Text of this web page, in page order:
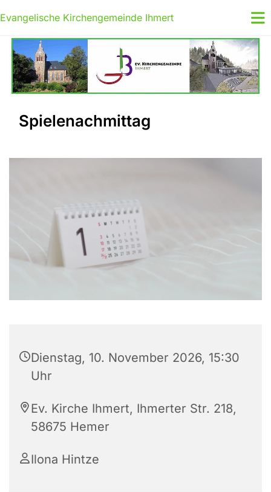
Evangelische Kirchengemeinde Ihmert
Spielenachmittag
Dienstag, 10. November 2026, 15:30
Uhr
Ev. Kirche Ihmert, Ihmerter Str. 218,
58675 Hemer
Ilona Hintze